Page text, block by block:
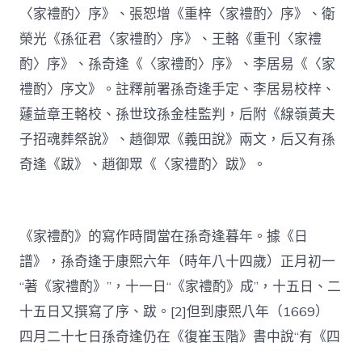
〈家禮酌〉序》、張恕增《重梓〈家禮酌〉序》、衛
榮光《孫征君〈家禮酌〉序》、王輅《重刊〈家禮
酌〉序》、孫奇逢《〈家禮酌〉序》、李居易《〈家
禮酌〉序文》。註釋前署孫奇逢手定、李居易校梓、
蘧益章王輅校、孫世玟孫金桂監判，后附《線嶺黃夫
子招魂葬祭說》、趙御眾《義田說》兩文，后又有孫
奇逢《跋》、趙御眾《〈家禮酌〉跋》。
《家禮酌》的寫作時間當在孫奇逢暮年。據《日
譜》，孫奇逢于康熙六年（時年八十四歲）正月初一
“著《家禮酌》”，十一日“《家禮酌》成”，十五日、二
十五日又撰寫了序、跋。[2]但到康熙八年（1669）
四月二十七日孫奇逢仍在《復崔玉階》書中說“有《四